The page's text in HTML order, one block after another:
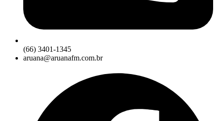
(66) 3401-1345
aruana@aruanafm.com.br